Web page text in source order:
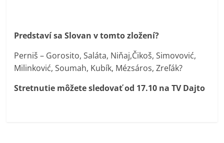
Predstaví sa Slovan v tomto zložení?
Perniš – Gorosito, Saláta, Niňaj,Čikoš, Simovović,
Milinković, Soumah, Kubík, Mézsáros, Zreľák?
Stretnutie môžete sledovať od 17.10 na TV Dajto